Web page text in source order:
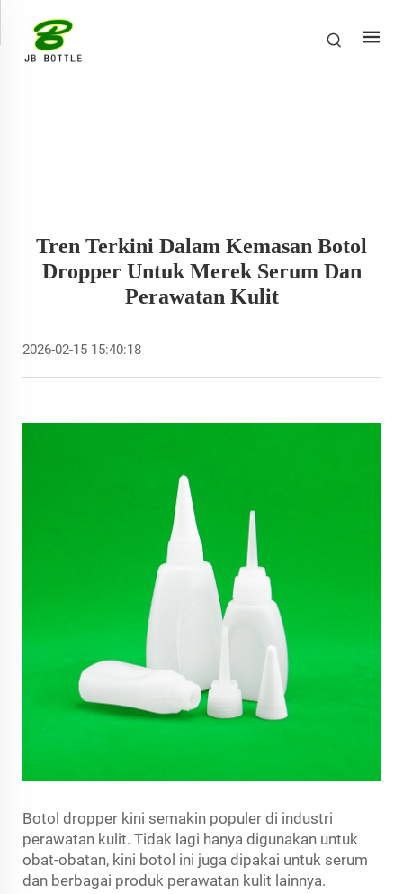
Tren Terkini Dalam Kemasan Botol
Dropper Untuk Merek Serum Dan
Perawatan Kulit
2026-02-15 15:40:18
Botol dropper kini semakin populer di industri
perawatan kulit. Tidak lagi hanya digunakan untuk
obat-obatan, kini botol ini juga dipakai untuk serum
dan berbagai produk perawatan kulit lainnya.